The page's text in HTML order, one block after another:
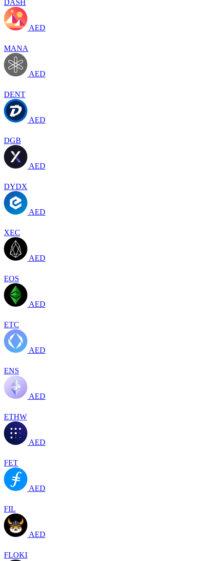
DASH
AED
MANA
AED
DENT
AED
DGB
AED
DYDX
AED
XEC
AED
EOS
AED
ETC
AED
ENS
AED
ETHW
AED
FET
AED
FIL
AED
FLOKI